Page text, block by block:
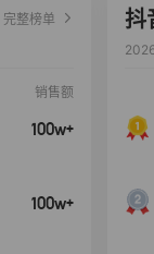
完整榜单
销售额
100w+
100w+
抖